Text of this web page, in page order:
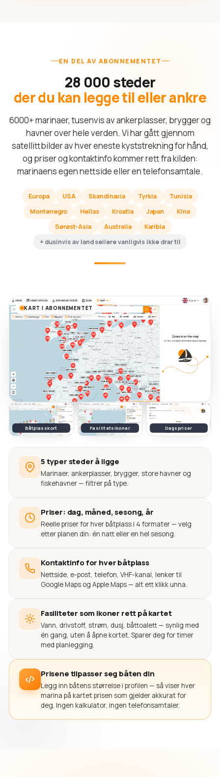
EN DEL AV ABONNEMENTET
28 000 steder
der du kan legge til eller ankre
6000+ marinaer, tusenvis av ankerplasser, brygger og
havner over hele verden. Vi har gått gjennom
satellittbilder av hver eneste kyststrekning for hånd,
og priser og kontaktinfo kommer rett fra kilden:
marinaens egen nettside eller en telefonsamtale.
Europa USA Skandinavia Tyrkia
Tunisia
Montenegro
Hellas Kroatia Japan
Kina
Sørøst-Asia
Australia
Karibia
+ dusinvis av land seilere vanligvis ikke drar til
KART I ABONNEMENTET
Båtplasskort Fasilitetsikoner Dagspriser
5 typer steder å ligge
Marinaer, ankerplasser, brygger, store havner og
fiskehavner — filtrer på type.
Priser: dag, måned, sesong, år
Reelle priser for hver båtplass i 4 formater — velg
etter planen din: én natt eller en hel sesong.
Kontaktinfo for hver båtplass
Nettside, e-post, telefon, VHF-kanal, lenker til
Google Maps og Apple Maps — alt ett klikk unna.
Fasiliteter som ikoner rett på kartet
Vann, drivstoff, strøm, dusj, båttoalett — synlig med
én gang, uten å åpne kortet. Sparer deg for timer
med planlegging.
Prisene tilpasser seg båten din
Legg inn båtens størrelse i profilen — så viser hver
marina på kartet prisen som gjelder akkurat for
deg. Ingen kalkulator, ingen telefonsamtaler.